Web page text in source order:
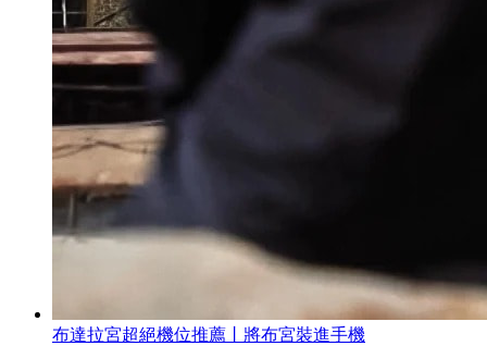
布達拉宮超絕機位推薦丨將布宮裝進手機